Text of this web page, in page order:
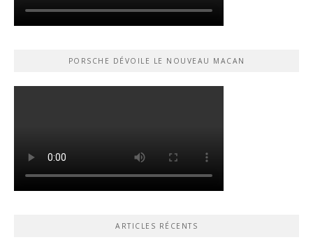
PORSCHE DÉVOILE LE NOUVEAU MACAN
ARTICLES RÉCENTS